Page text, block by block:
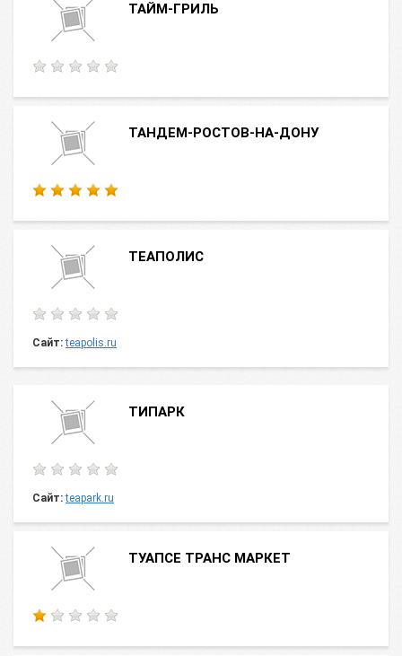
ТАЙМ-ГРИЛЬ
ТАНДЕМ-РОСТОВ-НА-ДОНУ
ТЕАПОЛИС
Сайт: teapolis.ru
ТИПАРК
Сайт: teapark.ru
ТУАПСЕ ТРАНС МАРКЕТ